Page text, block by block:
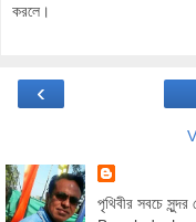
করলে।
‹
পৃথিবীর সবচে সুন্দর